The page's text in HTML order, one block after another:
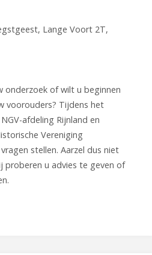
Lange Voort 2T,
onderzoek of wilt u beginnen
voorouders? Tijdens het
afdeling Rijnland en
Vereniging
stellen. Aarzel dus niet
proberen u advies te geven of